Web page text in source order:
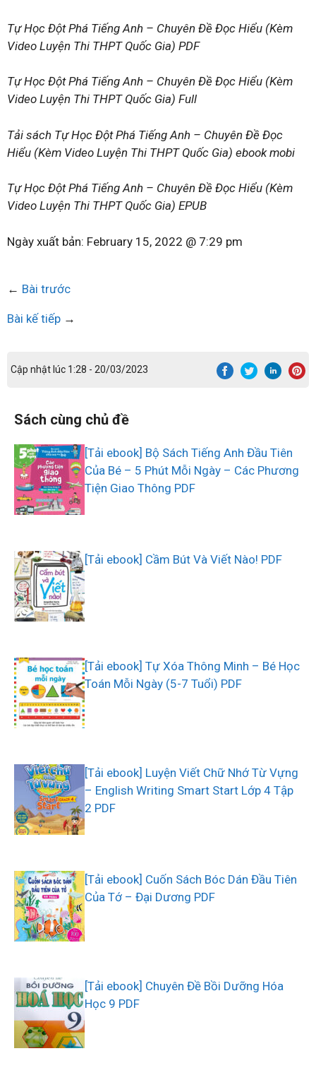
Tự Học Đột Phá Tiếng Anh – Chuyên Đề Đọc Hiểu (Kèm
Video Luyện Thi THPT Quốc Gia) PDF
Tự Học Đột Phá Tiếng Anh – Chuyên Đề Đọc Hiểu (Kèm
Video Luyện Thi THPT Quốc Gia) Full
Tải sách Tự Học Đột Phá Tiếng Anh – Chuyên Đề Đọc
Hiểu (Kèm Video Luyện Thi THPT Quốc Gia) ebook mobi
Tự Học Đột Phá Tiếng Anh – Chuyên Đề Đọc Hiểu (Kèm
Video Luyện Thi THPT Quốc Gia) EPUB
Ngày xuất bản: February 15, 2022 @ 7:29 pm
← Bài trước
Bài kế tiếp →
Cập nhật lúc 1:28 - 20/03/2023
Sách cùng chủ đề
[Tải ebook] Bộ Sách Tiếng Anh Đầu Tiên
Của Bé – 5 Phút Mỗi Ngày – Các Phương
Tiện Giao Thông PDF
[Tải ebook] Cầm Bút Và Viết Nào! PDF
[Tải ebook] Tự Xóa Thông Minh – Bé Học
Toán Mỗi Ngày (5-7 Tuổi) PDF
[Tải ebook] Luyện Viết Chữ Nhớ Từ Vựng
– English Writing Smart Start Lớp 4 Tập
2 PDF
[Tải ebook] Cuốn Sách Bóc Dán Đầu Tiên
Của Tớ – Đại Dương PDF
[Tải ebook] Chuyên Đề Bồi Dưỡng Hóa
Học 9 PDF